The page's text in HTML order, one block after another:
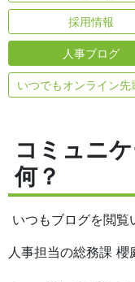
採用情報
人事ブログ
いつでもオンライン先
コミュニ
何？
いつもブログを閲覧
人事担当の総務課 櫻